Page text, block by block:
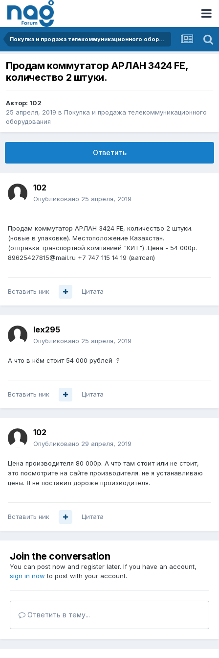
Покупка и продажа телекоммуникационного оборудования
Продам коммутатор АРЛАН 3424 FE,
количество 2 штуки.
Автор: 102
25 апреля, 2019 в Покупка и продажа телекоммуникационного
оборудования
Ответить
102
Опубликовано 25 апреля, 2019
Продам коммутатор АРЛАН 3424 FE, количество 2 штуки.
(новые в упаковке). Местоположение Казахстан.
(отправка транспортной компанией "КИТ") .Цена - 54 000р.
89625427815@mail.ru +7 747 115 14 19 (ватсап)
Вставить ник Цитата
lex295
Опубликовано 25 апреля, 2019
А что в нём стоит 54 000 рублей ?
Вставить ник Цитата
102
Опубликовано 29 апреля, 2019
Цена производителя 80 000р. А что там стоит или не стоит,
это посмотрите на сайте производителя. не я устанавливаю
цены. Я не поставил дороже производителя.
Вставить ник Цитата
Join the conversation
You can post now and register later. If you have an account,
sign in now to post with your account.
Ответить в тему...